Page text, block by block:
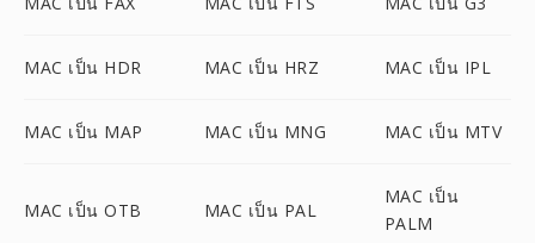
MAC เป็น HDR MAC เป็น HRZ MAC เป็น IPL
MAC เป็น MAP MAC เป็น MNG MAC เป็น MTV
MAC เป็น OTB MAC เป็น PAL
MAC เป็น
PALM